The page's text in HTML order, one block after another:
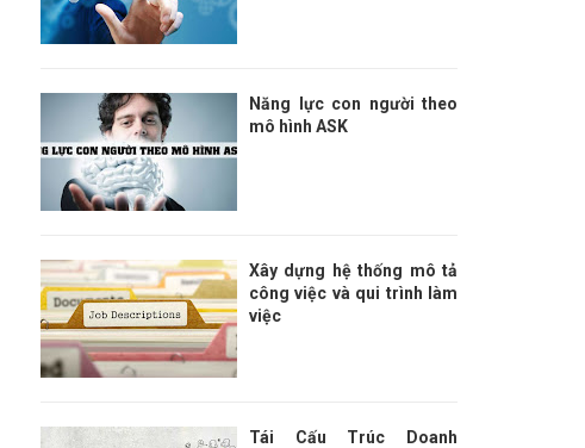
Năng lực con người theo
mô hình ASK
Xây dựng hệ thống mô tả
công việc và qui trình làm
việc
Tái Cấu Trúc Doanh